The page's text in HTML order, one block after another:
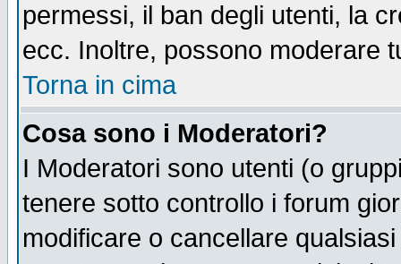
permessi, il ban degli utenti, la
ecc. Inoltre, possono moderare
Torna in cima
Cosa sono i Moderatori?
I Moderatori sono utenti (o
tenere sotto controllo i forum
modificare o cancellare